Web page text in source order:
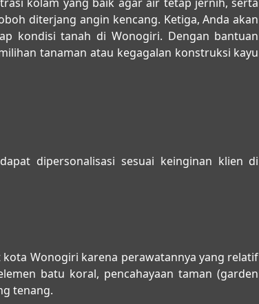
diterjang angin kencang. Ketiga, Anda akan
kondisi tanah di Wonogiri. Dengan bantuan
tanaman atau kegagalan konstruksi kayu
dipersonalisasi sesuai keinginan klien di
Wonogiri karena perawatannya yang relatif
batu koral, pencahayaan taman (garden
tenang.